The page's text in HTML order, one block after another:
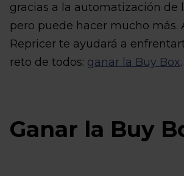
gracias a la automatización de
pero puede hacer mucho más.
Repricer te ayudará a
reto de todos: ganar la Buy Box.
Ganar la Buy